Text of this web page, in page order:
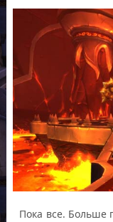
Пока все. Больше